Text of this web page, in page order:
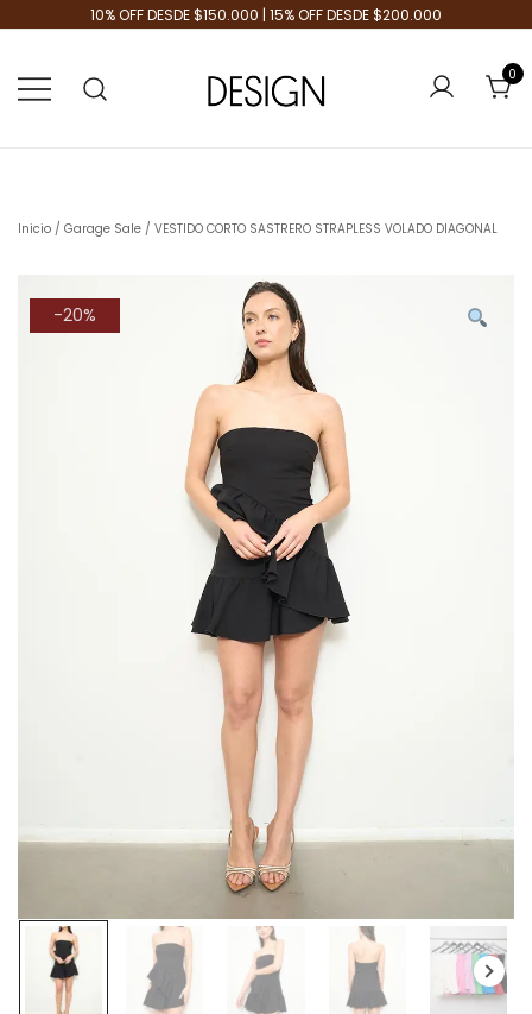
10% OFF DESDE $150.000 | 15% OFF DESDE $200.000
0
Inicio / Garage Sale / VESTIDO CORTO SASTRERO STRAPLESS VOLADO DIAGONAL
-20%